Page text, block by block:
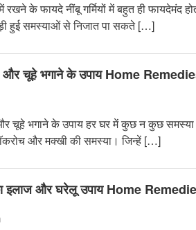
रखने के फायदे नींबू गर्मियों में बहुत ही
हुई समस्याओं से निजात पा सकते […]
और चूहे भगाने के उपाय Home
चूहे भगाने के उपाय हर घर में कुछ न कुछ
और मक्खी की समस्या। जिन्हें […]
इलाज और घरेलू उपाय Home